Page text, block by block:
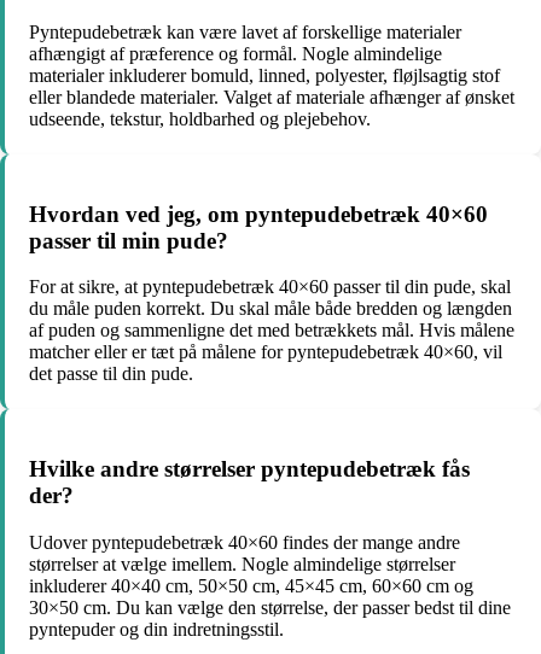
Pyntepudebetræk kan være lavet af forskellige materialer
afhængigt af præference og formål. Nogle almindelige
materialer inkluderer bomuld, linned, polyester, fløjlsagtig stof
eller blandede materialer. Valget af materiale afhænger af ønsket
udseende, tekstur, holdbarhed og plejebehov.
Hvordan ved jeg, om pyntepudebetræk 40×60
passer til min pude?
For at sikre, at pyntepudebetræk 40×60 passer til din pude, skal
du måle puden korrekt. Du skal måle både bredden og længden
af puden og sammenligne det med betrækkets mål. Hvis målene
matcher eller er tæt på målene for pyntepudebetræk 40×60, vil
det passe til din pude.
Hvilke andre størrelser pyntepudebetræk fås
der?
Udover pyntepudebetræk 40×60 findes der mange andre
størrelser at vælge imellem. Nogle almindelige størrelser
inkluderer 40×40 cm, 50×50 cm, 45×45 cm, 60×60 cm og
30×50 cm. Du kan vælge den størrelse, der passer bedst til dine
pyntepuder og din indretningsstil.